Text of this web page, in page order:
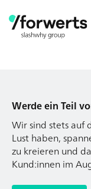
Werde ein Teil
Wir sind stets
Lust haben,
zu kreieren und
Jetzt bewerben
Werde ein Teil
Wir sind stets auf
Lust haben,
zu kreieren und
Kund:innen im